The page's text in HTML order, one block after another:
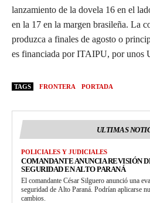
lanzamiento de la dovela 16 en el
en la 17 en la margen brasileña. La
produzca a finales de agosto o
es financiada por ITAIPU, por unos
TAGS FRONTERA PORTADA
ULTIMAS
POLICIALES Y JUDICIALES
COMANDANTE ANUNCIA REVISIÓN
SEGURIDAD EN ALTO PARANÁ
El comandante César Silguero anunció una
seguridad de Alto Paraná. Podrían aplicarse
cambios.